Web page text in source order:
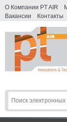
О Компании PT AIR
Вакансии
Контакты